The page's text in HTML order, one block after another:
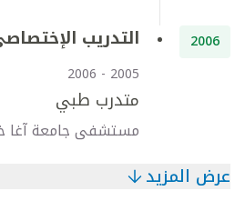
2006 التدريب
2005 - 2006
متدرب طبي
مستشفى جامعة آغا
عرض المزيد